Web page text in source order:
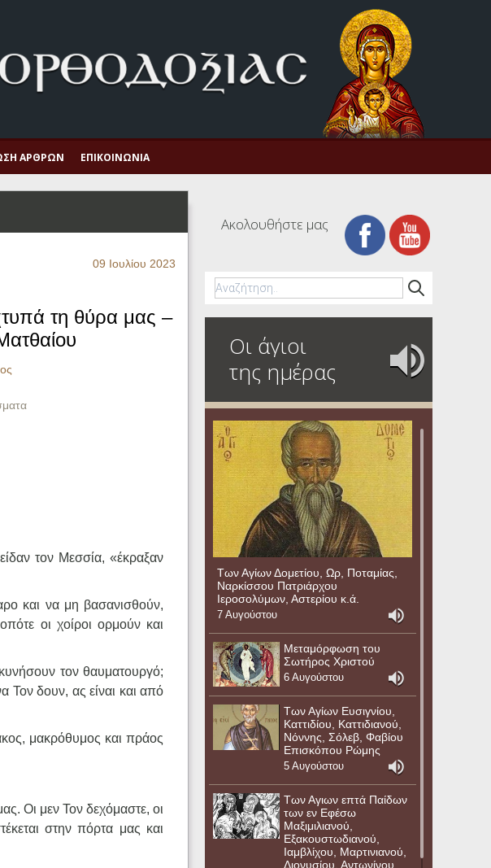
ΆΡΘΡΩΝ ΕΠΙΚΟΙΝΩΝΊΑ
09 Ιουλίου 2023
τη θύρα μας –
τον Μεσσία, «έκραξαν
και να μη βασανισθούν,
οι χοίροι ορμούν και
τον θαυματουργό;
Τον δουν, ας είναι και από
μακρόθυμος και πράος
Οι μεν Τον δεχόμαστε, οι
στην πόρτα μας και
Ακολουθήστε μας
Οι άγιοι
της ημέρας
Των Αγίων Δομετίου, Ωρ, Ποταμίας,
Ναρκίσσου Πατριάρχου
Ιεροσολύμων, Αστερίου κ.ά.
7 Αυγούστου
Μεταμόρφωση του
Σωτήρος Χριστού
6 Αυγούστου
Των Αγίων Ευσιγνίου,
Καττιδίου, Καττιδιανού,
Νόννης, Σόλεβ, Φαβίου
Επισκόπου Ρώμης
5 Αυγούστου
Των Αγιων επτά Παίδων
των εν Εφέσω
Μαξιμιλιανού,
Εξακουστωδιανού,
Ιαμβλίχου, Μαρτινιανού,
Διονυσίου, Αντωνίνου